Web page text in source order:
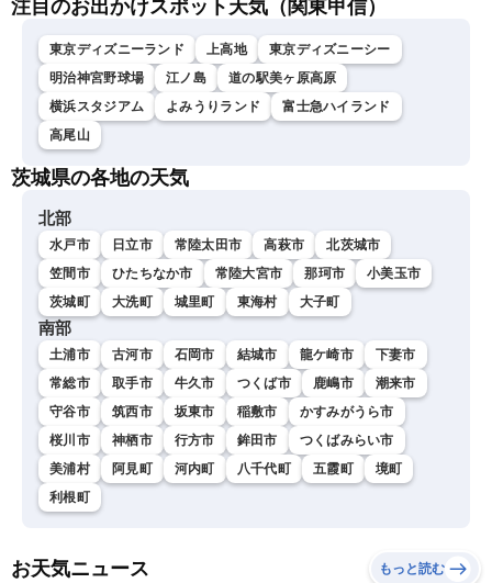
注目のお出かけスポット天気（関東甲信）
東京ディズニーランド 上高地
東京ディズニーシー
明治神宮野球場
江ノ島
道の駅美ヶ原高原
横浜スタジアム
よみうりランド
富士急ハイランド
高尾山
茨城県の各地の天気
北部
水戸市 日立市 常陸太田市 高萩市
北茨城市
笠間市
ひたちなか市 常陸大宮市 那珂市
小美玉市
茨城町
大洗町 城里町 東海村 大子町
南部
土浦市 古河市 石岡市 結城市 龍ケ崎市
下妻市
常総市
取手市 牛久市 つくば市 鹿嶋市
潮来市
守谷市
筑西市 坂東市 稲敷市
かすみがうら市
桜川市
神栖市 行方市 鉾田市
つくばみらい市
美浦村
阿見町 河内町 八千代町 五霞町
境町
利根町
お天気ニュース もっと読む